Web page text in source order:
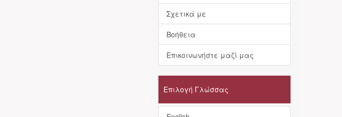
Σχετικά με
Βοήθεια
Επικοινωνήστε μαζί μας
Επιλογή Γλώσσας